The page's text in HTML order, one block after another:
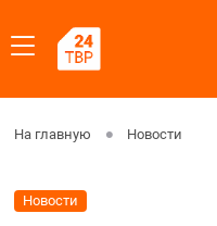
На главную Новости
Новости